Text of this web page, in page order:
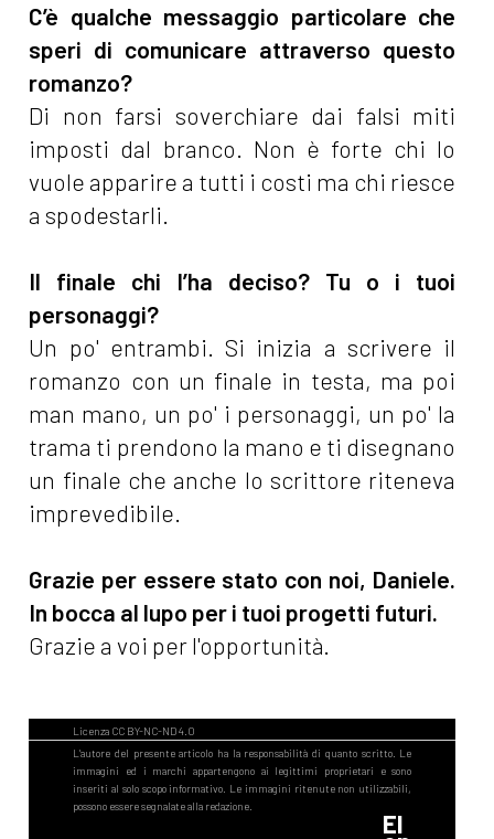
C’è qualche messaggio particolare che
speri di comunicare attraverso questo
romanzo?
Di non farsi soverchiare dai falsi miti
imposti dal branco. Non è forte chi lo
vuole apparire a tutti i costi ma chi riesce
a spodestarli.
Il finale chi l’ha deciso? Tu o i tuoi
personaggi?
Un po' entrambi. Si inizia a scrivere il
romanzo con un finale in testa, ma poi
man mano, un po' i personaggi, un po' la
trama ti prendono la mano e ti disegnano
un finale che anche lo scrittore riteneva
imprevedibile.
Grazie per essere stato con noi, Daniele.
In bocca al lupo per i tuoi progetti futuri.
Grazie a voi per l'opportunità.
El